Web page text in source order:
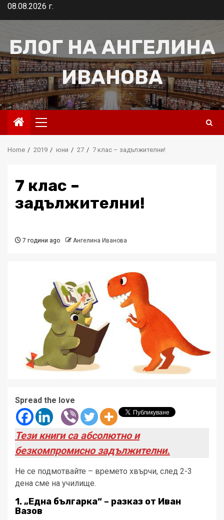
Skip08.08.2026 г.
БЛОГ НА АНГЕЛИНА
ИВАНОВА
Primary
Menu
Home 2019 юни 27 7 клас – задължителни!
7 клас –
задължителни!
7 години ago Ангелина Иванова
Spread the love
Тези книги са абсолютно и
безкомпромисно задължителни.
Не се подмотвайте – времето хвърчи, след 2-3
дена сме на училище.
1. „Една българка“ – разказ от Иван
Вазов